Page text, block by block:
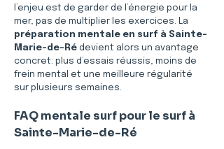
l’enjeu est de garder de l’énergie pour la
mer, pas de multiplier les exercices. La
préparation mentale en surf à Sainte-
Marie-de-Ré devient alors un avantage
concret: plus d’essais réussis, moins de
frein mental et une meilleure régularité
sur plusieurs semaines.
FAQ mentale surf pour le surf à
Sainte-Marie-de-Ré